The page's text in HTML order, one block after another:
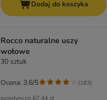
Dodaj do koszyka
Rocco naturalne uszy
wołowe
30 sztuk
pojedynczo 67,44 zł
Ocena: 3.6/5 (183)